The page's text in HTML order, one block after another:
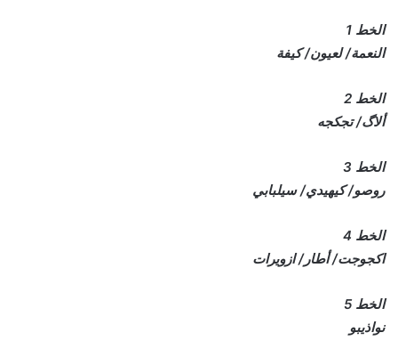
الخط 1
النعمة/ لعيون/ كيفة
الخط 2
ألاگ/ تجكجه
الخط 3
روصو/ كيهيدي/ سيلبابي
الخط 4
اكجوجت/ أطار/ ازويرات
الخط 5
نواذيبو